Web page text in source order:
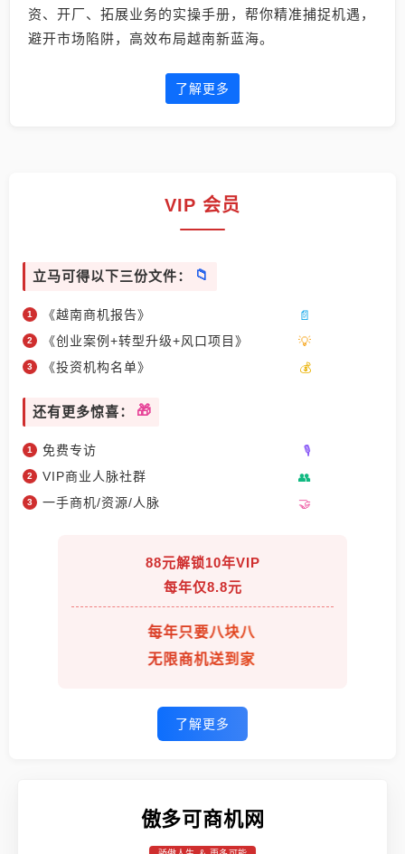
资、开厂、拓展业务的实操手册，帮你精准捕捉机遇，
避开市场陷阱，高效布局越南新蓝海。
了解更多
VIP 会员
立马可得以下三份文件：
《越南商机报告》
《创业案例+转型升级+风口项目》
《投资机构名单》
还有更多惊喜：
免费专访
VIP商业人脉社群
一手商机/资源/人脉
88元解锁10年VIP
每年仅8.8元
每年只要八块八
无限商机送到家
了解更多
傲多可商机网